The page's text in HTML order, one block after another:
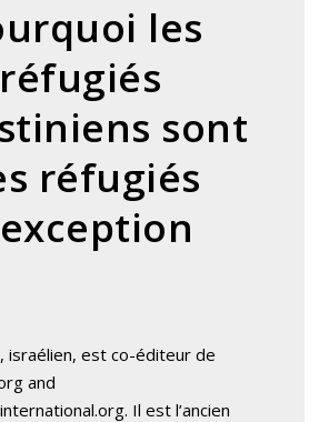
les
réfugiés
sont
réfugiés
israélien, est co-éditeur de
and
Il est l’ancien